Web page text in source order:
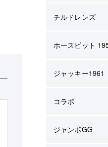
チルドレンズ
ホースビット
ジャッキー1961
コラボ
ジャンボGG